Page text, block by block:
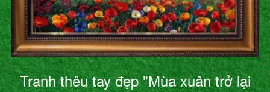
Tranh thêu tay đẹp "Mùa xuân trở lại